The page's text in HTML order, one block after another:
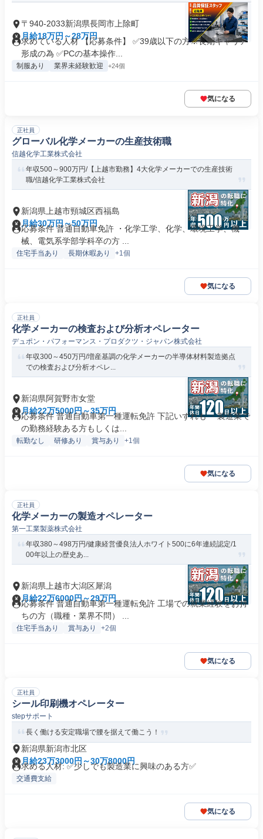
〒940-2033新潟県長岡市上除町
月給18万円～28万円
求めている人材 【応募条件】 ✅39歳以下の方※長期キャリア
形成の為 ✅PCの基本操作...
制服あり 業界未経験歓迎 +24個
気になる
正社員
グローバル化学メーカーの生産技術職
信越化学工業株式会社
年収500～900万円/【上越市勤務】4大化学メーカーでの生産技術
職/信越化学工業株式会社
新潟県上越市頸城区西福島
月給30万円～50万円
応募条件 普通自動車免許 ・化学工学、化学、環境工学、機
械、電気系学部学科卒の方 ...
住宅手当あり 長期休暇あり +1個
気になる
正社員
化学メーカーの検査および分析オペレーター
デュポン・パフォーマンス・プロダクツ・ジャパン株式会社
年収300～450万円/増産基調の化学メーカーの半導体材料製造拠点
での検査および分析オペレ...
新潟県阿賀野市女堂
月給22万5000円～35万円
応募条件 普通自動車第一種運転免許 下記いずれも ・製造業で
の勤務経験ある方もしくは...
転勤なし 研修あり 賞与あり +1個
気になる
正社員
化学メーカーの製造オペレーター
第一工業製薬株式会社
年収380～498万円/健康経営優良法人ホワイト500に6年連続認定/1
00年以上の歴史あ...
新潟県上越市大潟区犀潟
月給22万6000円～29万円
応募条件 普通自動車第一種運転免許 工場での就業経験をお持
ちの方（職種・業界不問） ...
住宅手当あり 賞与あり +2個
気になる
正社員
シール印刷機オペレーター
stepサポート
長く働ける安定職場で腰を据えて働こう！
新潟県新潟市北区
月給23万3000円～30万8000円
求める人材: ✅少しでも製造業に興味のある方✅
交通費支給
気になる